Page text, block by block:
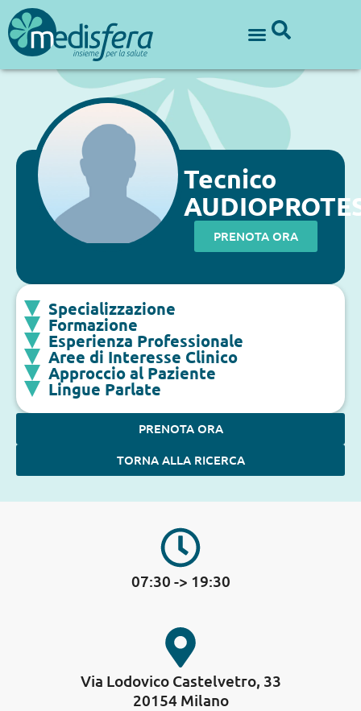
Tecnico
PRENOTA ORA
Specializzazione
Formazione
Esperienza Professionale
Aree di Interesse Clinico
Approccio al Paziente
Lingue Parlate
PRENOTA ORA
TORNA ALLA RICERCA
07:30 -> 19:30
Via Lodovico Castelvetro, 33
20154 Milano